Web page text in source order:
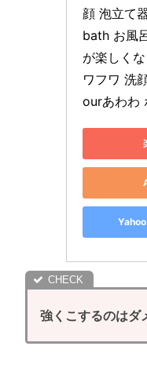
顔 泡立て
bath お風
が楽しく
ワフワ 洗
ourあわわ
強くこするのはダ